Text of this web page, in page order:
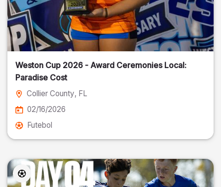
Weston Cup 2026 - Award Ceremonies Local:
Paradise Cost
Collier County, FL
02/16/2026
Futebol